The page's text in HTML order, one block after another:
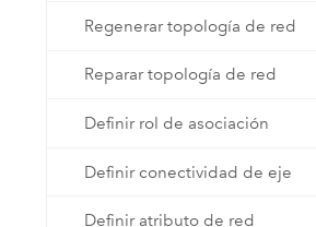
Regenerar topología de red
Reparar topología de red
Definir rol de asociación
Definir conectividad de eje
Definir atributo de red